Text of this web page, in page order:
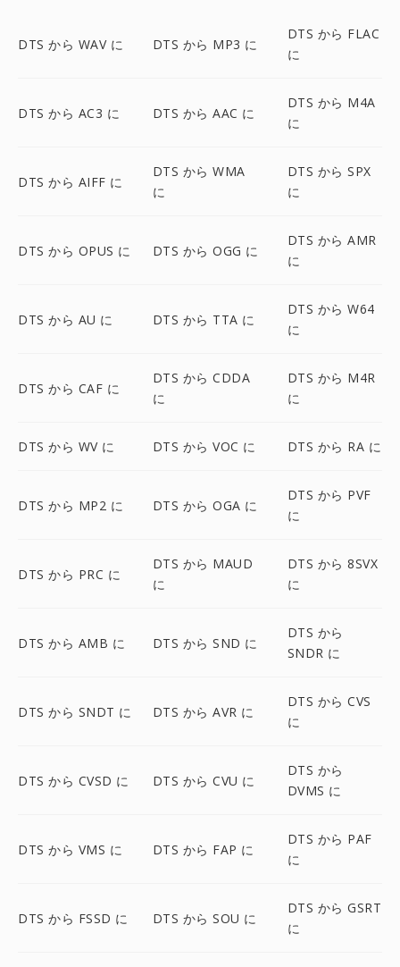
DTS から WAV に DTS から MP3 に
DTS から FLAC
に
DTS から AC3 に DTS から AAC に
DTS から M4A
に
DTS から AIFF に
DTS から WMA
に
DTS から SPX
に
DTS から OPUS に DTS から OGG に
DTS から AMR
に
DTS から AU に DTS から TTA に
DTS から W64
に
DTS から CAF に
DTS から CDDA
に
DTS から M4R
に
DTS から WV に DTS から VOC に DTS から RA に
DTS から MP2 に DTS から OGA に
DTS から PVF
に
DTS から PRC に
DTS から MAUD
に
DTS から 8SVX
に
DTS から AMB に DTS から SND に
DTS から
SNDR に
DTS から SNDT に DTS から AVR に
DTS から CVS
に
DTS から CVSD に DTS から CVU に
DTS から
DVMS に
DTS から VMS に DTS から FAP に
DTS から PAF
に
DTS から FSSD に DTS から SOU に
DTS から GSRT
に